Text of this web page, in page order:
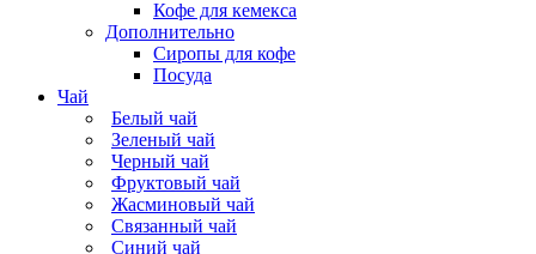
Кофе для кемекса
Дополнительно
Сиропы для кофе
Посуда
Чай
Белый чай
Зеленый чай
Черный чай
Фруктовый чай
Жасминовый чай
Связанный чай
Синий чай